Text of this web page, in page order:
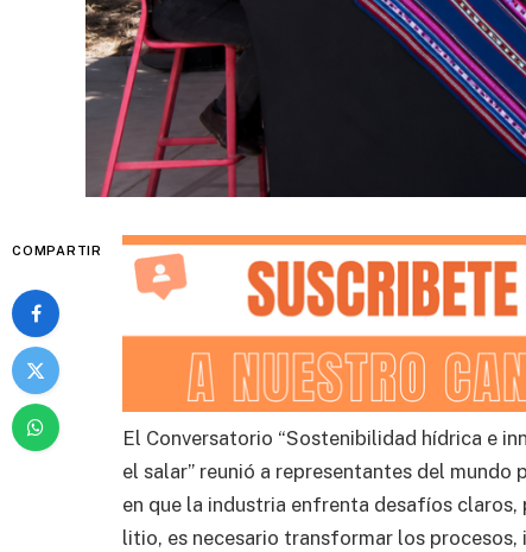
COMPARTIR
El Conversatorio “Sostenibilidad hídrica e
el salar” reunió a representantes del
en que la industria enfrenta desafíos
litio, es necesario transformar los